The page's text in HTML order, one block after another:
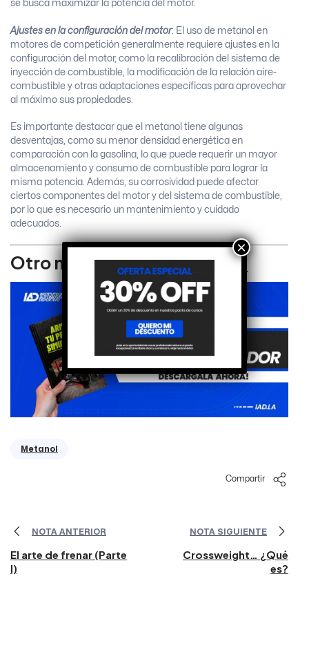
se busca maximizar la potencia del motor.
Ajustes en la configuración del motor: El uso de metanol en
motores de competición generalmente requiere ajustes en la
configuración del motor, como la recalibración del sistema de
inyección de combustible, la modificación de la relación aire-
combustible y otras adaptaciones específicas para aprovechar
al máximo sus propiedades.
Es importante destacar que el metanol tiene algunas
desventajas, como su menor densidad energética en
comparación con la gasolina, lo que puede requerir un mayor
almacenamiento y consumo de combustible para lograr la
misma potencia. Además, su corrosividad puede afectar
ciertos componentes del motor y del sistema de combustible,
por lo que es necesario un mantenimiento y cuidado
adecuados.
Otro material relacionado:
Metanol
Compartir
NOTA ANTERIOR
El arte de frenar (Parte
I)
NOTA SIGUIENTE
Crossweight… ¿Qué
es?
×